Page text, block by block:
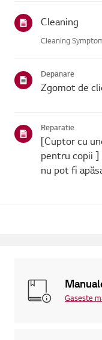
Cleaning
Cleaning
Depanare
Zgomot de
Reparatie
[Cuptor cu
pentru copii ]
nu pot fi
Gaseste